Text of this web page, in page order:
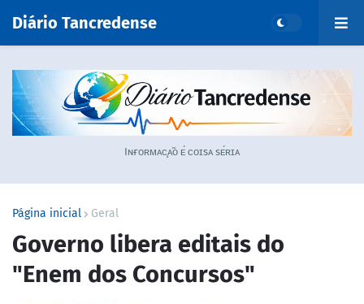
Diário Tancredense
Iɴғᴏʀᴍᴀᴄ̧ᴀ̃ᴏ ᴇ́ ᴄᴏɪsᴀ sᴇ́ʀɪᴀ
Página inicial Geral
Governo libera editais do
"Enem dos Concursos"